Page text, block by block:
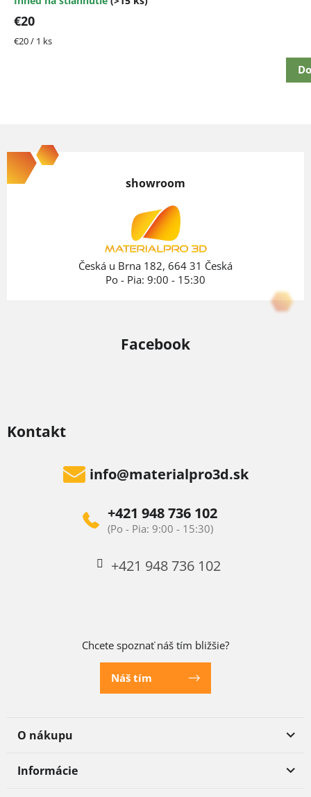
€20
Jednotková
€20 / 1 ks
á
p
Kontakt
info@materialpro3d.sk
+421 948 736 102
+421 948 736 102
Chcete spoznať náš tím bližšie?
Náš tím
O nákupu
Informácie
showroom
Česká u Brna 182, 664 31 Česká
Po - Pia: 9:00 - 15:30
Facebook